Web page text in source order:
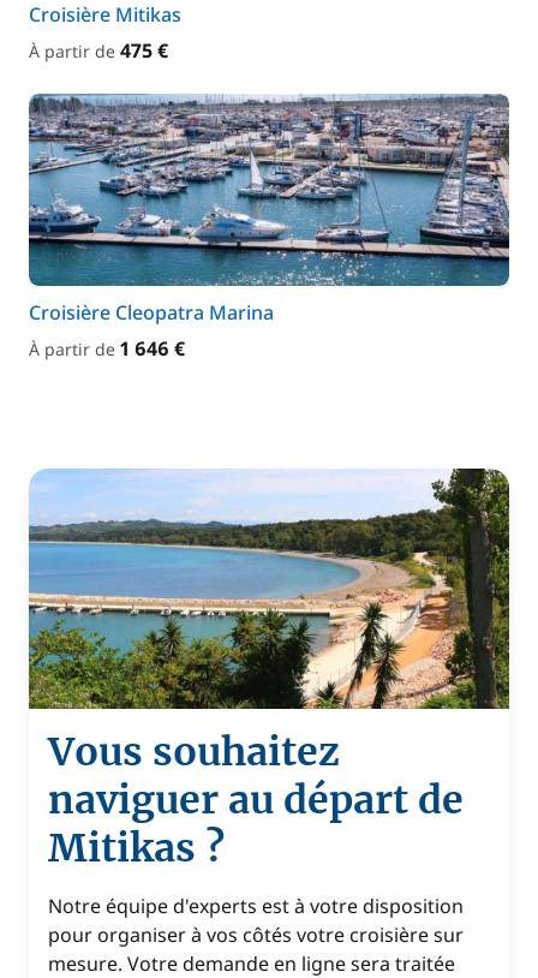
Croisière Mitikas
À partir de 475 €
Croisière Cleopatra Marina
À partir de 1 646 €
Vous souhaitez
naviguer au départ de
Mitikas ?
Notre équipe d'experts est à votre disposition
pour organiser à vos côtés votre croisière sur
mesure. Votre demande en ligne sera traitée